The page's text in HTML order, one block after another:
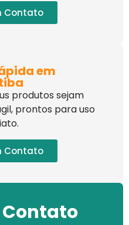
Contato
em
produtos sejam
prontos para uso
Contato
Contato